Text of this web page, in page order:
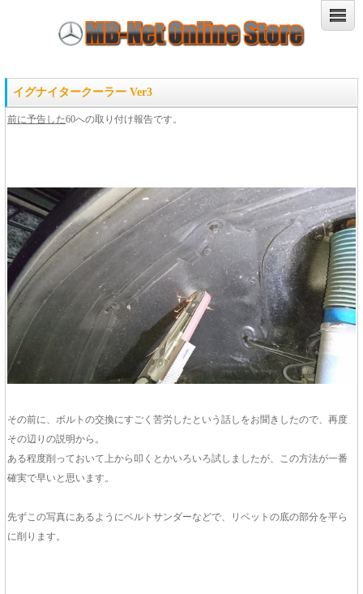
イグナイタークーラー Ver3
前に予告した60への取り付け報告です。
その前に、ボルトの交換にすごく苦労したという話しをお聞きしたので、再度
その辺りの説明から。
ある程度削っておいて上から叩くとかいろいろ試しましたが、この方法が一番
確実で早いと思います。
先ずこの写真にあるようにベルトサンダーなどで、リベットの底の部分を平ら
に削ります。